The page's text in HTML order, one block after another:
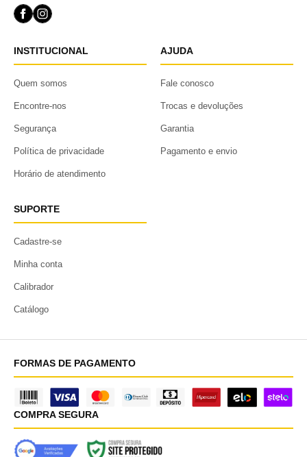
INSTITUCIONAL
Quem somos
Encontre-nos
Segurança
Política de privacidade
Horário de atendimento
AJUDA
Fale conosco
Trocas e devoluções
Garantia
Pagamento e envio
SUPORTE
Cadastre-se
Minha conta
Calibrador
Catálogo
FORMAS DE PAGAMENTO
COMPRA SEGURA